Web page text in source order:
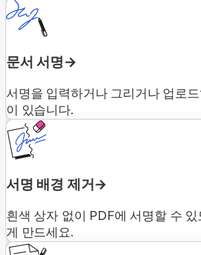
문서 서명
서명을 입력하거나 그리거나 업로
이 있습니다.
서명 배경 제거
흰색 상자 없이 PDF에 서명할 수
게 만드세요.